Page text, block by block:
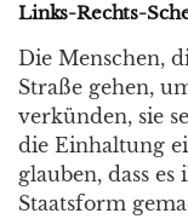
Links-Rechts-
Die Menschen,
Straße gehen,
verkünden, sie
die Einhaltung
glauben, dass
Staatsform